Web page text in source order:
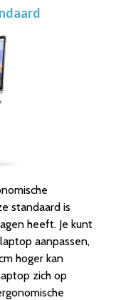
standaard is
heeft. Je kunt
aanpassen,
hoger kan
zich op